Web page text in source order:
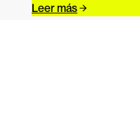
Leer más